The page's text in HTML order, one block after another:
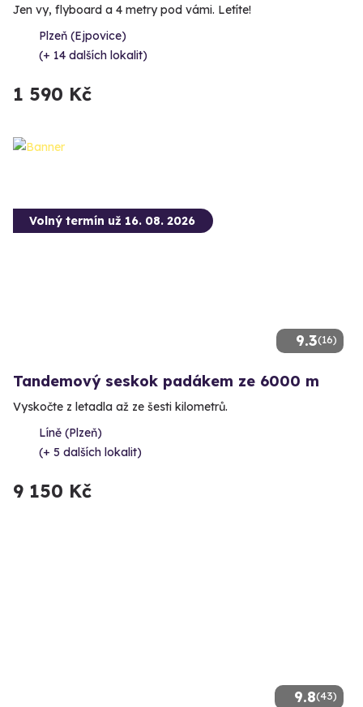
Jen vy, flyboard a 4 metry pod vámi. Letíte!
Plzeň (Ejpovice)
(+ 14 dalších lokalit)
1 590 Kč
9.3(16)
Volný termín už 16. 08. 2026
Tandemový seskok padákem ze 6000 m
Vyskočte z letadla až ze šesti kilometrů.
Líně (Plzeň)
(+ 5 dalších lokalit)
9 150 Kč
9.8(43)